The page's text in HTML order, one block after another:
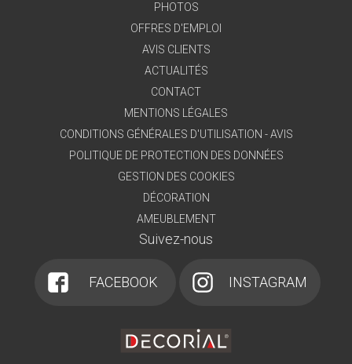
PHOTOS
OFFRES D'EMPLOI
AVIS CLIENTS
ACTUALITÉS
CONTACT
MENTIONS LÉGALES
CONDITIONS GÉNÉRALES D'UTILISATION - AVIS
POLITIQUE DE PROTECTION DES DONNÉES
GESTION DES COOKIES
DÉCORATION
AMEUBLEMENT
Suivez-nous
FACEBOOK INSTAGRAM